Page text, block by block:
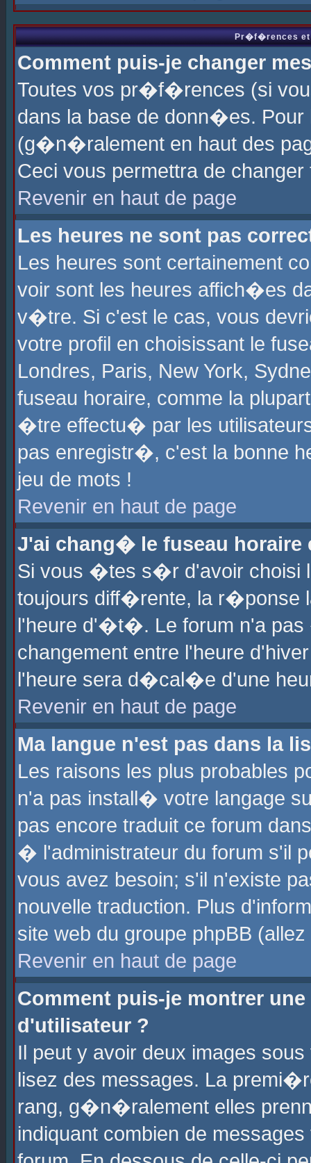
Pr�f�rences et
Comment puis-je changer
Toutes vos pr�f�rences (si
dans la base de donn�es.
(g�n�ralement en haut des
Ceci vous permettra de
Revenir en haut de page
Les heures ne sont pas
Les heures sont certainement
voir sont les heures affich�es
v�tre. Si c'est le cas, vous
votre profil en choisissant le
Londres, Paris, New York,
fuseau horaire, comme la
�tre effectu� par les
pas enregistr�, c'est la bonne
jeu de mots !
Revenir en haut de page
J'ai chang� le fuseau horaire
Si vous �tes s�r d'avoir choisi
toujours diff�rente, la r�ponse
l'heure d'�t�. Le forum n'a
changement entre l'heure
l'heure sera d�cal�e d'une
Revenir en haut de page
Ma langue n'est pas dans la
Les raisons les plus probables
n'a pas install� votre langage
pas encore traduit ce forum
� l'administrateur du forum s'il
vous avez besoin; s'il n'existe
nouvelle traduction. Plus
site web du groupe phpBB
Revenir en haut de page
Comment puis-je montrer
d'utilisateur ?
Il peut y avoir deux images
lisez des messages. La
rang, g�n�ralement elles
indiquant combien de